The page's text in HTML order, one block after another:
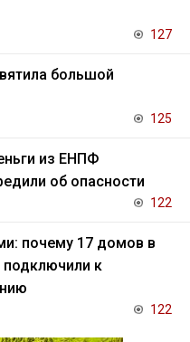
127
большой
125
из ЕНПФ
об опасности
122
почему 17 домов в
к
122